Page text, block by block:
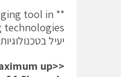
tool in
יעיל
up